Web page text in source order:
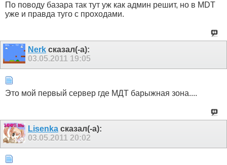
По поводу базара так тут уж как админ решит, но в MDT
уже и правда туго с проходами.
Nerk сказал(-а):
03.05.2011 19:05
Это мой первый сервер где МДТ барыжная зона....
Lisenka сказал(-а):
03.05.2011 20:02